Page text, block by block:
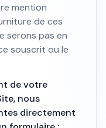
mention
de ces
serons pas en
souscrit ou le
de votre
nous
directement